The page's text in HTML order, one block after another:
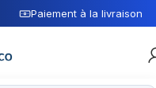
Paiement à la livraison